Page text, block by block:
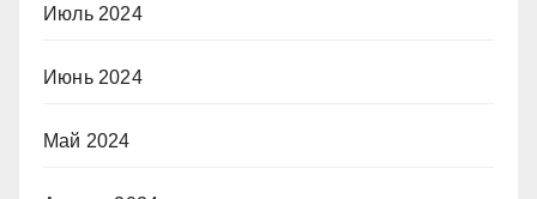
Июль 2024
Июнь 2024
Май 2024